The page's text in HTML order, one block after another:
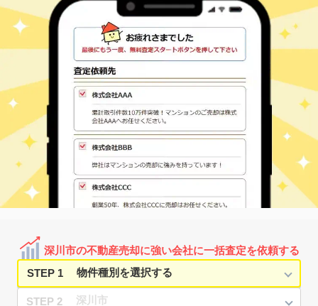
深川市の不動産売却に強い会社に一括査定を依頼する
STEP 1
STEP 2